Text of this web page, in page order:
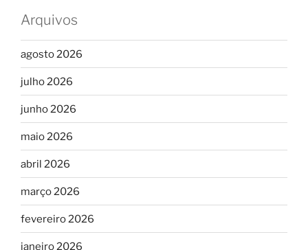
Arquivos
agosto 2026
julho 2026
junho 2026
maio 2026
abril 2026
março 2026
fevereiro 2026
janeiro 2026